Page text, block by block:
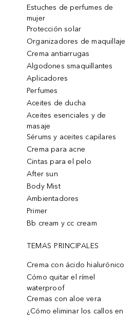
Estuches de perfumes de
mujer
Protección solar
Organizadores de maquillaje
Crema antiarrugas
Algodones smaquillantes
Aplicadores
Perfumes
Aceites de ducha
Aceites esenciales y de
masaje
Sérums y aceites capilares
Crema para acne
Cintas para el pelo
After sun
Body Mist
Ambientadores
Primer
Bb cream y cc cream
TEMAS PRINCIPALES
Crema con ácido hialurónico
Cómo quitar el rímel
waterproof
Cremas con aloe vera
¿Cómo eliminar los callos en